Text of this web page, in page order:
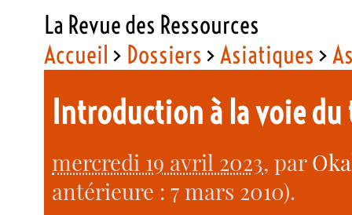
La Revue des Ressources
Accueil > Dossiers >Asiatiques >
Introduction à la voie
mercredi 19 avril 2023, par
antérieure : 7 mars 2010).